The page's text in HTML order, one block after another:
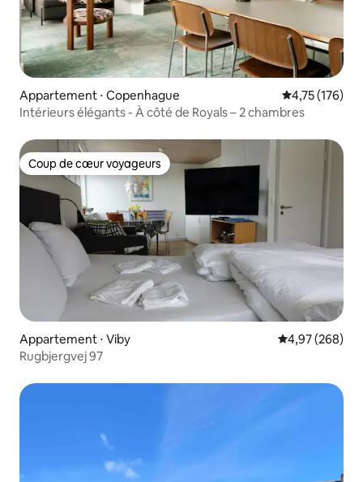
Appartement ⋅ Copenhague Évaluation
4,75 (176)
Intérieurs élégants - À côté de Royals – 2 chambres
Coup de cœur voyageurs
Coup de cœur voyageurs
Appartement ⋅ Viby Évaluation
4,97 (268)
Rugbjergvej 97